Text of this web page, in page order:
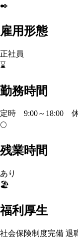
✒️
雇用形態
正社員
⌛
勤務時間
定時 9:00～18:00 休
🌕
残業時間
あり
🏖️
福利厚生
社会保険制度完備 退